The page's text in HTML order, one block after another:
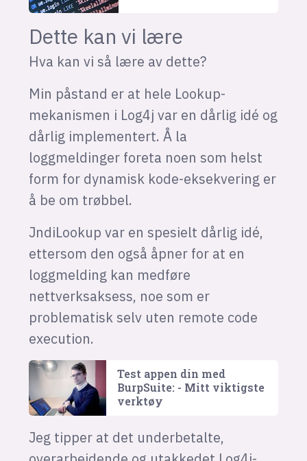
Dette kan vi lære
Hva kan vi så lære av dette?
Min påstand er at hele Lookup-
mekanismen i Log4j var en dårlig idé og
dårlig implementert. Å la
loggmeldinger foreta noen som helst
form for dynamisk kode-eksekvering er
å be om trøbbel.
JndiLookup var en spesielt dårlig idé,
ettersom den også åpner for at en
loggmelding kan medføre
nettverksaksess, noe som er
problematisk selv uten remote code
execution.
Test appen din med
BurpSuite: - Mitt viktigste
verktøy
Jeg tipper at det underbetalte,